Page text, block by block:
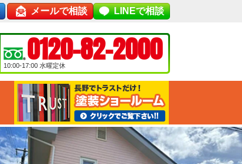
メールで相談 LINEで相談
0120-82-2000
10:00-17:00 水曜定休